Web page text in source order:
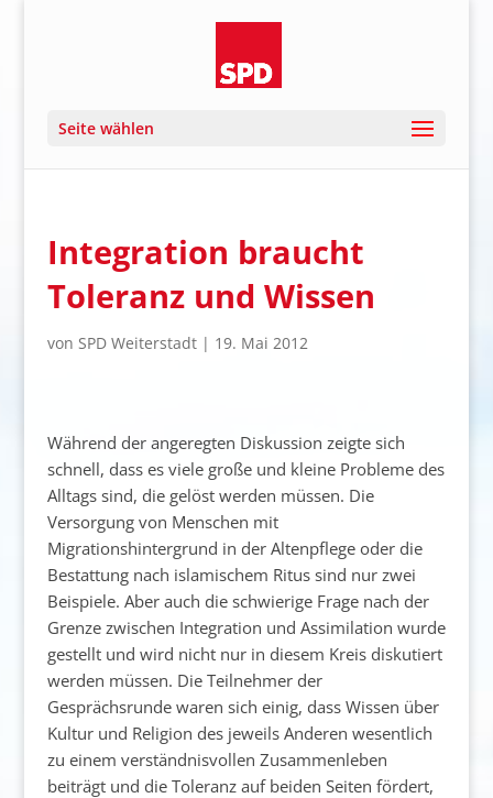
Seite wählen
Integration braucht
Toleranz und Wissen
von SPD Weiterstadt| 19. Mai 2012
Während der angeregten Diskussion zeigte sich
schnell, dass es viele große und kleine Probleme des
Alltags sind, die gelöst werden müssen. Die
Versorgung von Menschen mit
Migrationshintergrund in der Altenpflege oder die
Bestattung nach islamischem Ritus sind nur zwei
Beispiele. Aber auch die schwierige Frage nach der
Grenze zwischen Integration und Assimilation wurde
gestellt und wird nicht nur in diesem Kreis diskutiert
werden müssen. Die Teilnehmer der
Gesprächsrunde waren sich einig, dass Wissen über
Kultur und Religion des jeweils Anderen wesentlich
zu einem verständnisvollen Zusammenleben
beiträgt und die Toleranz auf beiden Seiten fördert,